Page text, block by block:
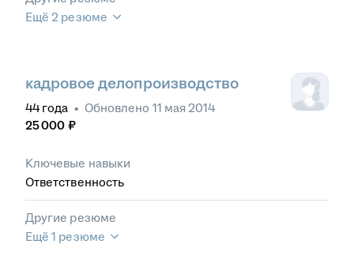
Ещё 2 резюме
кадровое делопроизводство
44 года • Обновлено 11 мая 2014
25 000 ₽
Ключевые навыки
Ответственность
Другие резюме
Ещё 1 резюме